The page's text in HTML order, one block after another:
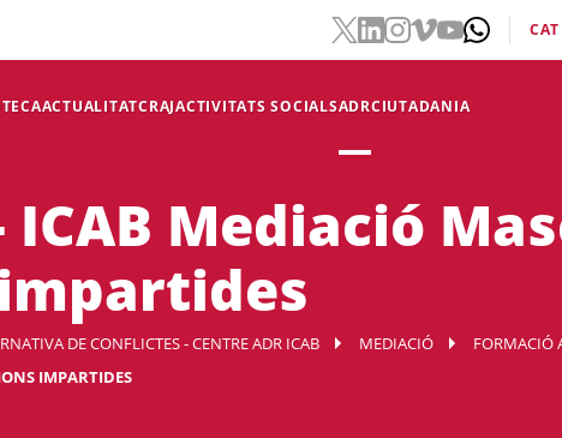
ACTUALITATCRAJACTIVITATS SOCIALSADRCIUTADANIA
CAT
ICAB Mediació
DE CONFLICTES - CENTRE ADR ICAB MEDIACIÓ FORMACIÓ
IMPARTIDES